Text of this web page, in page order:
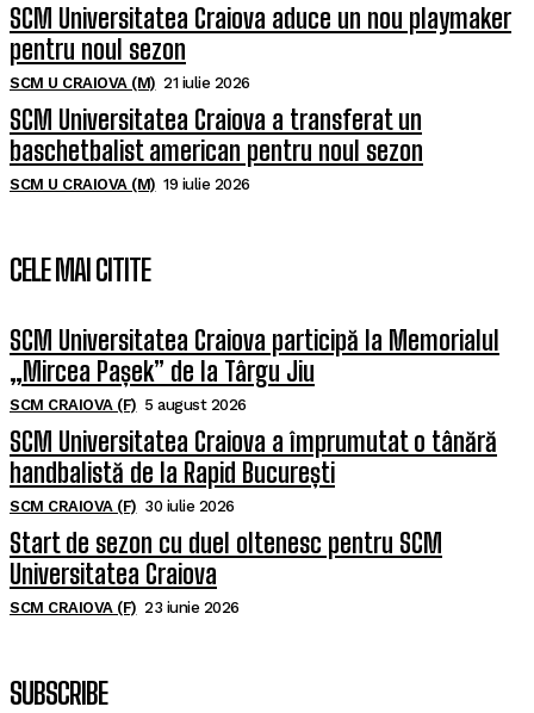
SCM Universitatea Craiova aduce un nou playmaker
pentru noul sezon
SCM U CRAIOVA (M) 21 iulie 2026
SCM Universitatea Craiova a transferat un
baschetbalist american pentru noul sezon
SCM U CRAIOVA (M) 19 iulie 2026
CELE MAI CITITE
SCM Universitatea Craiova participă la Memorialul
„Mircea Pașek” de la Târgu Jiu
SCM CRAIOVA (F) 5 august 2026
SCM Universitatea Craiova a împrumutat o tânără
handbalistă de la Rapid București
SCM CRAIOVA (F) 30 iulie 2026
Start de sezon cu duel oltenesc pentru SCM
Universitatea Craiova
SCM CRAIOVA (F) 23 iunie 2026
SUBSCRIBE